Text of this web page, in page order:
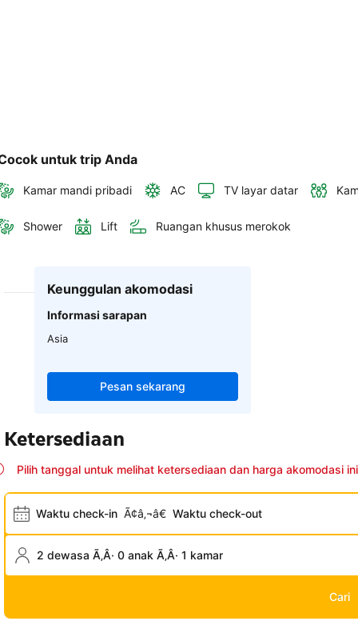
untuk trip Anda
Kamar mandi pribadi AC TV layar datar
Shower Lift Ruangan khusus merokok
Keunggulan akomodasi
Informasi sarapan
Asia
Pesan sekarang
Ketersediaan
Pilih tanggal untuk melihat ketersediaan dan harga akomodasi ini
Waktu check-in Ã¢â‚¬â€ Waktu check-out
2 dewasa Ã‚Â· 0 anak Ã‚Â· 1 kamar
Cari